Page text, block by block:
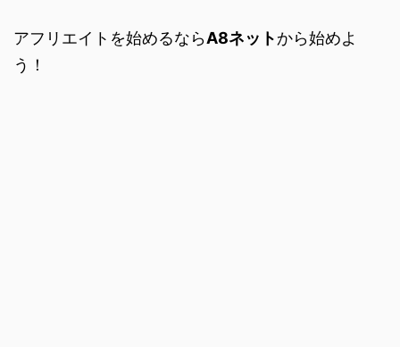
アフリエイトを始めるならA8ネットから始めよ
う！